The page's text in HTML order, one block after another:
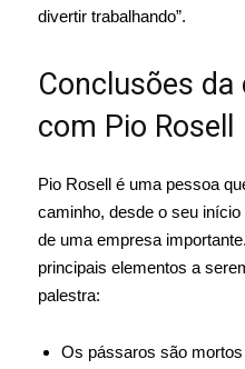
divertir trabalhando”.
Conclusões da
com Pio Rosell
Pio Rosell é uma pessoa
caminho, desde o seu
de uma empresa
principais elementos a
palestra:
Os pássaros são